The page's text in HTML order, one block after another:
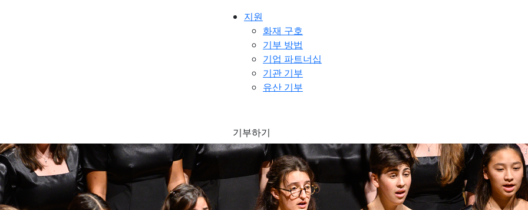
지원
화재 구호
기부 방법
기업 파트너십
기관 기부
유산 기부
기부하기